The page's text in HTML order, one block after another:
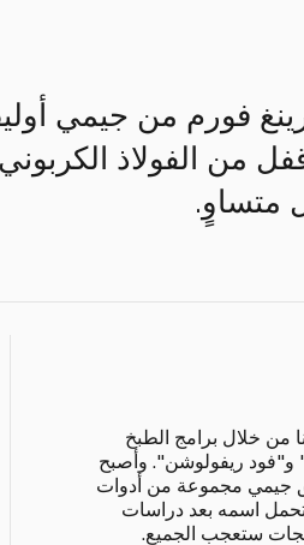
فورم من جيمي
من الفولاذ
متساوٍ.
من خلال برامج الطبخ
و"فود ريفولوشن". وأصبح
جيمي مجموعة من أدوات
تحمل اسمه بعد دراسات
ستعجب الجميع.